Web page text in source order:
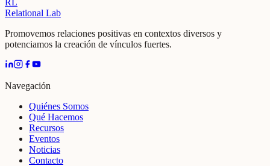
Relational Lab
Promovemos relaciones positivas en contextos diversos y
potenciamos la creación de vínculos fuertes.
Navegación
Quiénes Somos
Qué Hacemos
Recursos
Eventos
Noticias
Contacto